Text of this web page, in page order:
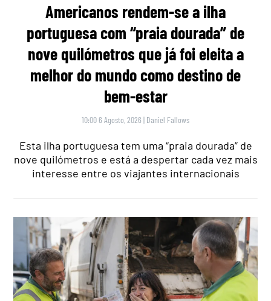
Americanos rendem-se a ilha
portuguesa com “praia dourada” de
nove quilómetros que já foi eleita a
melhor do mundo como destino de
bem-estar
10:00 6 Agosto, 2026 | Daniel Fallows
Esta ilha portuguesa tem uma “praia dourada” de
nove quilómetros e está a despertar cada vez mais
interesse entre os viajantes internacionais